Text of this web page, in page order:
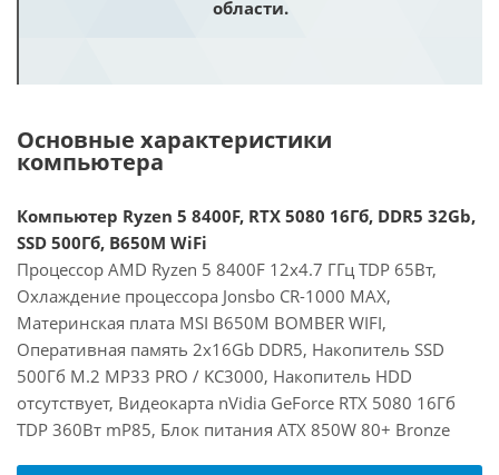
области.
Основные характеристики
компьютера
Компьютер Ryzen 5 8400F, RTX 5080 16Гб, DDR5 32Gb,
SSD 500Гб, B650M WiFi
Процессор AMD Ryzen 5 8400F 12x4.7 ГГц TDP 65Вт,
Охлаждение процессора Jonsbo CR-1000 MAX,
Материнская плата MSI B650M BOMBER WIFI,
Оперативная память 2x16Gb DDR5, Накопитель SSD
500Гб M.2 MP33 PRO / KC3000, Накопитель HDD
отсутствует, Видеокарта nVidia GeForce RTX 5080 16Гб
TDP 360Вт mP85, Блок питания ATX 850W 80+ Bronze